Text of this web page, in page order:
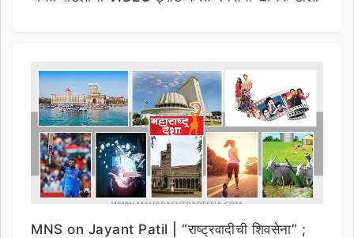
MNS on Jayant Patil | “राष्ट्रवादीची शिवसेना” ;